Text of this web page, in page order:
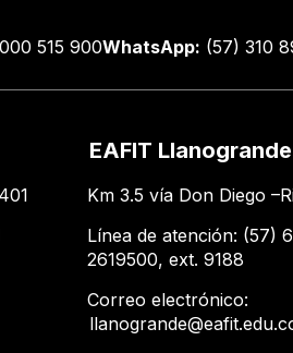
515 900WhatsApp: (57) 310
EAFIT Llanogrande
Km 3.5 vía Don Diego
Línea de atención: (57)
2619500​, ext. 9188
Correo electrónico: